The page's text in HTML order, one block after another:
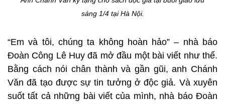
sáng 1/4 tại Hà Nội.
“Em và tôi, chúng ta không hoàn hảo” – nhà báo
Đoàn Công Lê Huy đã mở đầu một bài viết như thế.
Bằng cách nói chân thành và gần gũi, anh Chánh
Văn đã tạo được sự tin tưởng ở độc giả. Và xuyên
suốt tất cả những bài viết của mình, nhà báo Đoàn